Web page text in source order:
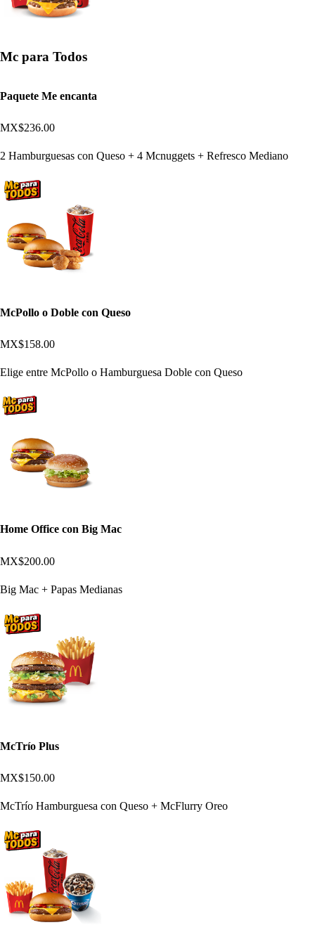
Mc para Todos
Paquete Me encanta
MX$236.00
2 Hamburguesas con Queso + 4 Mcnuggets + Refresco Mediano
McPollo o Doble con Queso
MX$158.00
Elige entre McPollo o Hamburguesa Doble con Queso
Home Office con Big Mac
MX$200.00
Big Mac + Papas Medianas
McTrío Plus
MX$150.00
McTrío Hamburguesa con Queso + McFlurry Oreo